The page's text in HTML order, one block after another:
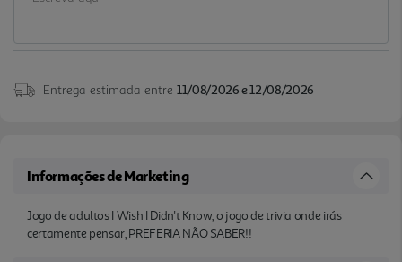
Entrega estimada entre 11/08/2026 e 12/08/2026
Informações de Marketing
Jogo de adultos I Wish I Didn't Know, o jogo de trivia onde irás
certamente pensar, PREFERIA NÃO SABER!!